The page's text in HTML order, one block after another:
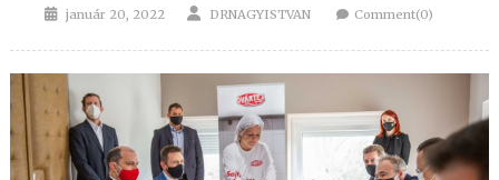
Posted
január 20, 2022 Author
DRNAGYISTVAN Comment(0)